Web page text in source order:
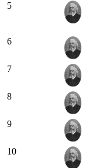
5
6
7
8
9
10